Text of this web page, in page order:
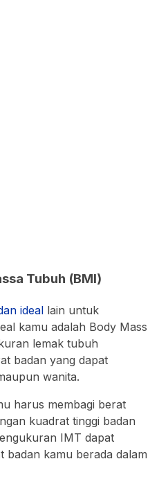
Tubuh (BMI)
ideal lain untuk
kamu adalah Body Mass
lemak tubuh
badan yang dapat
wanita.
harus membagi berat
kuadrat tinggi badan
IMT dapat
badan kamu berada dalam